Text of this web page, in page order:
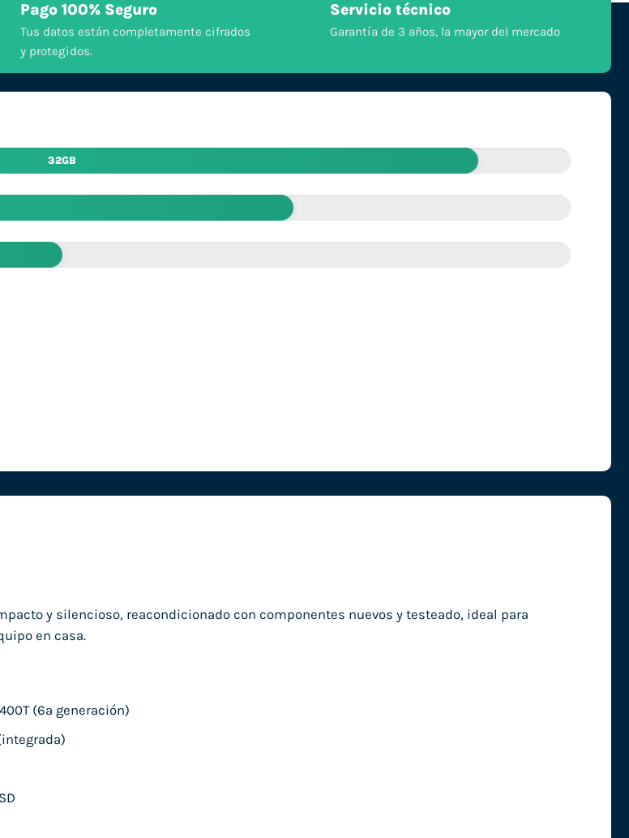
Pago 100% Seguro
Tus datos están completamente cifrados
y protegidos.
Servicio técnico
Garantía de 3 años, la mayor del mercado
32GB
y silencioso, reacondicionado con componentes nuevos y testeado, ideal para
en casa.
(6ª generación)